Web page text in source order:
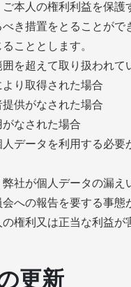
本人の権利利益を保護
き措置をとることがで
こととします。
を超えて取り扱われて
り取得された場合
供がなされた場合
なされた場合
データを利用する必要
社が個人データの漏え
会への報告を要する事態
権利又は正当な利益が
更新